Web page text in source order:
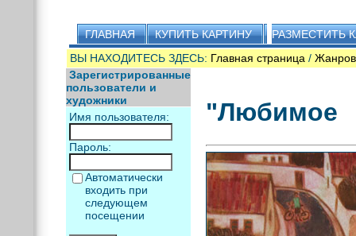
ГЛАВНАЯ КУПИТЬ КАРТИНУ
РАЗМЕСТИТЬ
ВЫ НАХОДИТЕСЬ ЗДЕСЬ: Главная страница /
Зарегистрированные
пользователи и
художники
Имя пользователя:
Пароль:
Автоматически
входить при
следующем
посещении
"Любимое